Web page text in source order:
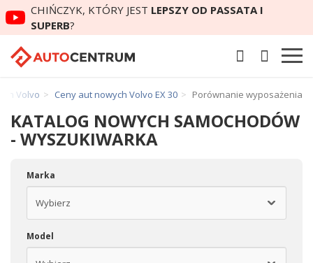
CHIŃCZYK, KTÓRY JEST LEPSZY OD PASSATA I
SUPERB?
Volvo Ceny aut nowych Volvo EX 30 Porównanie wyposażenia
KATALOG NOWYCH SAMOCHODÓW
- WYSZUKIWARKA
Marka
Model